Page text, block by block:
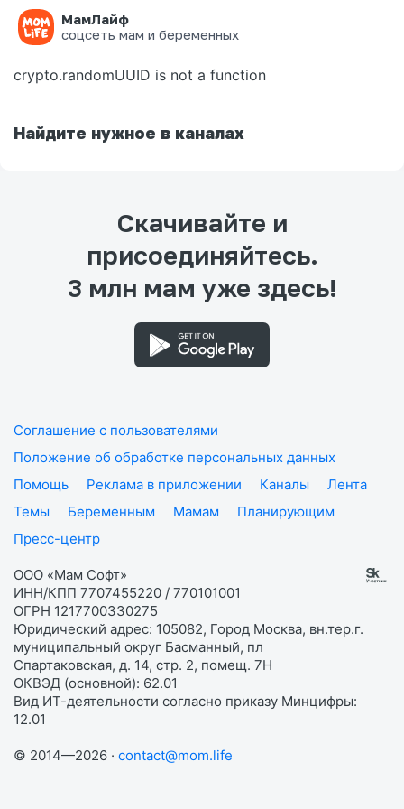
МамЛайф
соцсеть мам и беременных
Ошибка на странице
crypto.randomUUID is not a function
Найдите нужное в каналах
Скачивайте и
присоединяйтесь.
3 млн мам уже здесь!
Соглашение с пользователями
Положение об обработке персональных данных
Помощь
Реклама в приложении Каналы
Лента
Темы
Беременным Мамам
Планирующим
Пресс-центр
ООО «Мам Софт»
ИНН/КПП 7707455220 / 770101001
ОГРН 1217700330275
Юридический адрес: 105082, Город Москва, вн.тер.г.
муниципальный округ Басманный, пл
Спартаковская, д. 14, стр. 2, помещ. 7Н
ОКВЭД (основной): 62.01
Вид ИТ-деятельности согласно приказу Минцифры:
12.01
© 2014—2026 · contact@mom.life